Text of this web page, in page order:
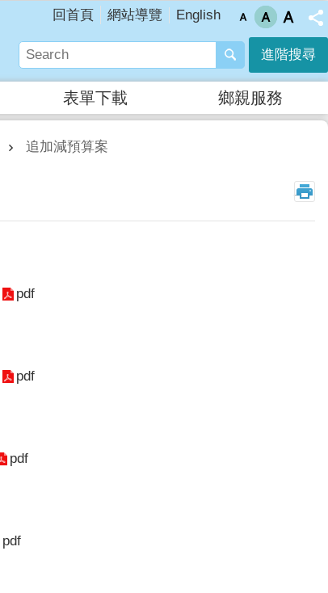
回首頁 網站導覽 English
進階搜尋
表單下載 鄉親服務
追加減預算案
_
pdf
pdf
pdf
pdf